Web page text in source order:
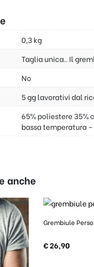
0,3 kg
Taglia unica.. Il
No
5 gg lavorativi dal
65% poliestere 35%
bassa temperatura
anche
Grembiule
€26,90